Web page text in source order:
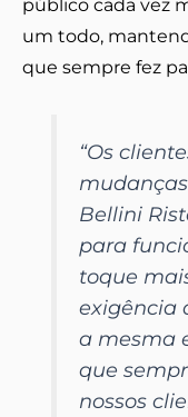
público cada vez
um todo,
que sempre fez
“Os
Bellini
para
toque
exigência
a mesma
que
nossos